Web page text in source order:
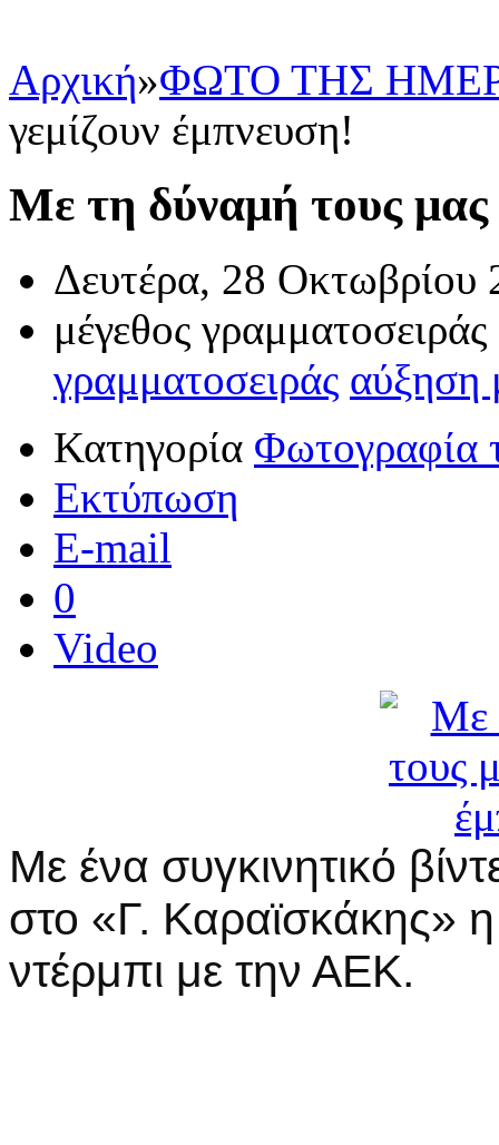
Αρχική»ΦΩΤΟ ΤΗΣ
γεμίζουν έμπνευση!
Με τη δύναμή τους μας
Δευτέρα, 28 Οκτωβρίου
μέγεθος γραμματοσειράς
γραμματοσειράς αύξηση
Κατηγορία Φωτογραφία
Εκτύπωση
E-mail
0
Video
Με ένα συγκινητικό
στο «Γ. Καραϊσκάκης»
ντέρμπι με την ΑΕΚ.